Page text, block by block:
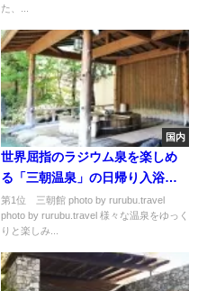
た、...
国内
世界屈指のラジウム泉を楽しめ
る「三朝温泉」の日帰り入浴お
すすめランキング
第1位 三朝館 photo by rurubu.travel
photo by rurubu.travel 様々な温泉をゆっく
りと楽しみ...